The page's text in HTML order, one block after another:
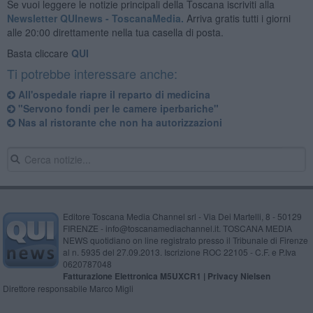
Se vuoi leggere le notizie principali della Toscana iscriviti alla
Newsletter QUInews - ToscanaMedia. Arriva gratis tutti i giorni
alle 20:00 direttamente nella tua casella di posta.
Basta cliccare QUI
Ti potrebbe interessare anche:
All'ospedale riapre il reparto di medicina
"Servono fondi per le camere iperbariche"
Nas al ristorante che non ha autorizzazioni
Editore Toscana Media Channel srl - Via Dei Martelli, 8 - 50129
FIRENZE - info@toscanamediachannel.it. TOSCANA MEDIA
NEWS quotidiano on line registrato presso il Tribunale di Firenze
al n. 5935 del 27.09.2013. Iscrizione ROC 22105 - C.F. e P.Iva
0620787048
Fatturazione Elettronica M5UXCR1 | Privacy Nielsen
Direttore responsabile Marco Migli